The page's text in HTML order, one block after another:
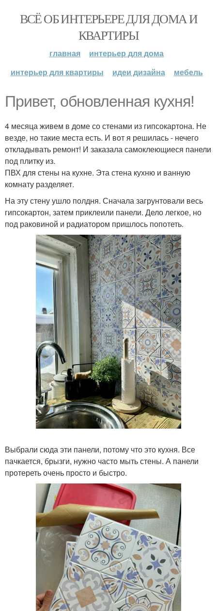
ВСЁ ОБ ИНТЕРЬЕРЕ ДЛЯ ДОМА И
КВАРТИРЫ
главная
интерьер для дома
интерьер для квартиры
идеи дизайна мебель
Привет, обновленная кухня!
4 месяца живем в доме со стенами из гипсокартона. Не
везде, но такие места есть. И вот я решилась - нечего
откладывать ремонт! И заказала самоклеющиеся панели
под плитку из.
ПВХ для стены на кухне. Эта стена кухню и ванную
комнату разделяет.
На эту стену ушло полдня. Сначала загрунтовали весь
гипсокартон, затем приклеили панели. Дело легкое, но
под раковиной и радиатором пришлось попотеть.
Выбрали сюда эти панели, потому что это кухня. Все
пачкается, брызги, нужно часто мыть стены. А панели
протереть очень просто и быстро.